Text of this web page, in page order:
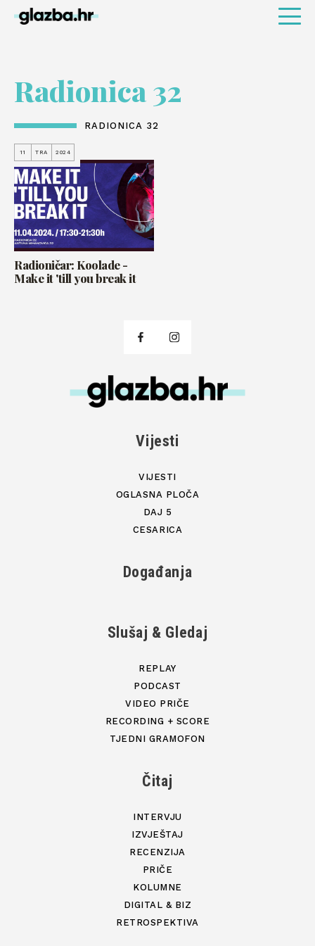
Radionica 32
RADIONICA 32
11 TRA 2024
Radioničar: Koolade -
Make it 'till you break it
Vijesti
VIJESTI
OGLASNA PLOČA
DAJ 5
CESARICA
Događanja
Slušaj & Gledaj
REPLAY
PODCAST
VIDEO PRIČE
RECORDING + SCORE
TJEDNI GRAMOFON
Čitaj
INTERVJU
IZVJEŠTAJ
RECENZIJA
PRIČE
KOLUMNE
DIGITAL & BIZ
RETROSPEKTIVA